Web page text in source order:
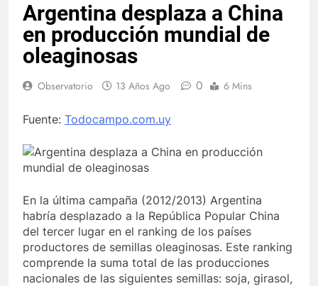
Argentina desplaza a China
en producción mundial de
oleaginosas
Observatorio 13 Años Ago 0 6 Mins
Fuente: Todocampo.com.uy
En la última campaña (2012/2013) Argentina
habría desplazado a la República Popular China
del tercer lugar en el ranking de los países
productores de semillas oleaginosas. Este ranking
comprende la suma total de las producciones
nacionales de las siguientes semillas: soja, girasol,